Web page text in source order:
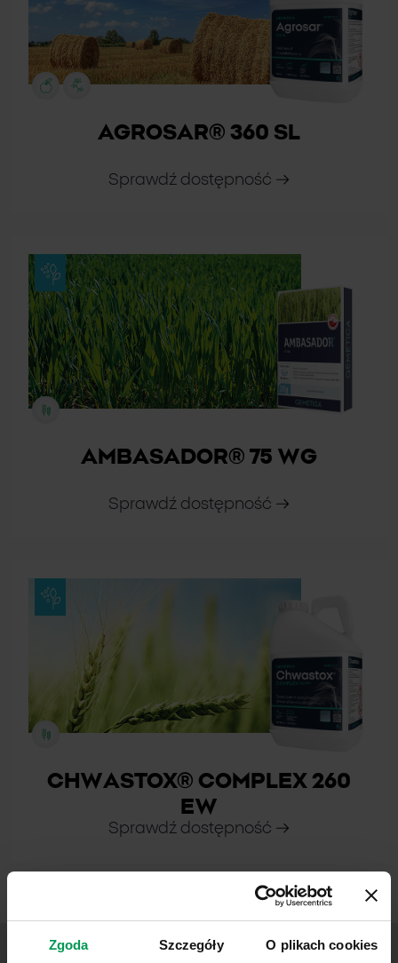
Zgoda Szczegóły O plikach cookies
AGROSAR® 360 SL
Sprawdź dostępność
AMBASADOR® 75 WG
Sprawdź dostępność
CHWASTOX® COMPLEX 260
EW
Sprawdź dostępność